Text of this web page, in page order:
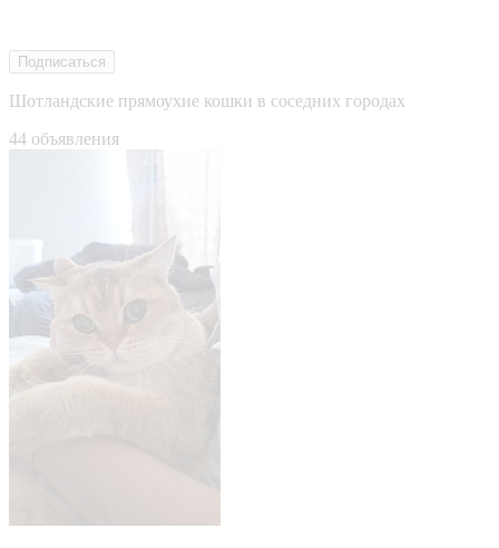
Подписаться
Шотландские прямоухие кошки в соседних городах
44 объявления